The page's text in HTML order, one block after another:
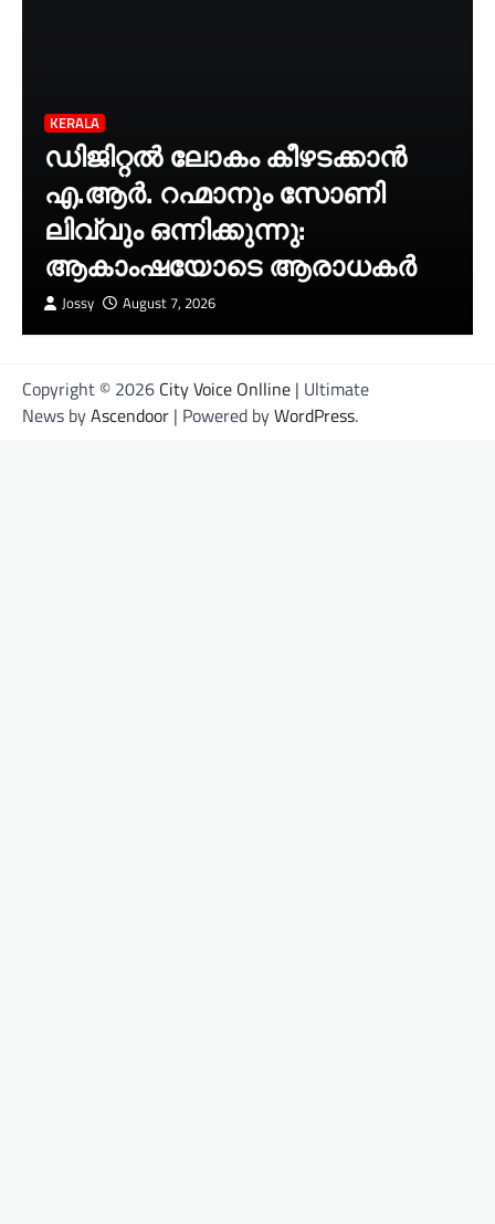
KERALA
ഡിജിറ്റൽ ലോകം കീഴടക്കാൻ
എ.ആർ. റഹ്മാനും സോണി
ലിവ്വും ഒന്നിക്കുന്നു:
ആകാംഷയോടെ ആരാധകർ
Jossy August 7, 2026
Copyright © 2026 City Voice Onlline | Ultimate
News byAscendoor | Powered byWordPress.